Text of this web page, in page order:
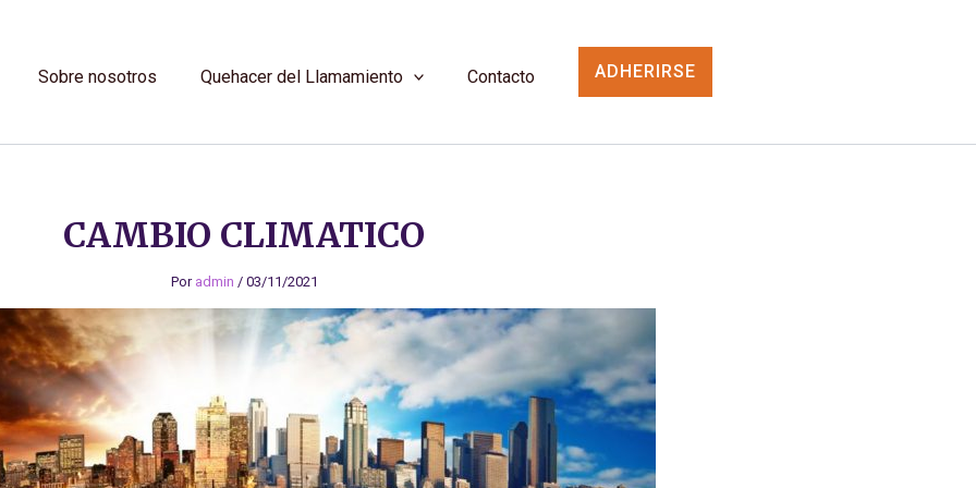
Sobre nosotros Quehacer del Llamamiento Contacto ADHERIRSE
CAMBIO CLIMATICO
Por admin / 03/11/2021